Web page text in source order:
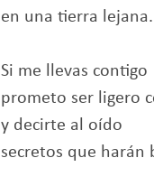
en una tierra lejana.
Si me llevas contigo
prometo ser ligero
y decirte al oído
secretos que harán